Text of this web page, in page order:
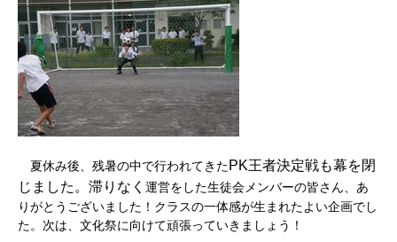
夏休み後、残暑の中で行われてきたPK王者決定戦も幕を閉
じました。滞りなく 運営をした生徒会メンバーの皆さん、あ
りがとうございました！クラスの一体感が生まれたよい企画でし
た。次は、文化祭に向けて頑張っていきましょう！